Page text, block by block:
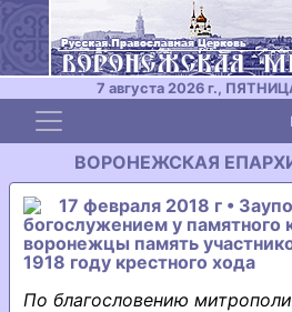
7 августа 2026 г.,
Toggle navigation
ВОРОНЕЖСКАЯ
17 февраля 2018 г •
богослужением у памятного
воронежцы память
1918 году крестного хода
По благословению